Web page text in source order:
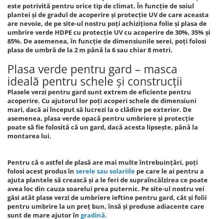
Masini de tuns iarba
Masini batut stalpi si accesorii
Motocoase: Motocositoare pe
benzina si electrice
Motopompe
Motocultoare
Motoburghie si Accesorii
Burghiu (FREZA) pentru pamant
Motoburgie
Pompe de stropit atomizoare
Pompe de suprafata
Pompe submersibile
Piese si consumabile pentru
DRUJBE
Compresoare
Cricuri hidraulice
Carucioare pentru transportat-
Lize
Chei pentru conducte
Ciocane rotopercutoare si
demolatoare
Capsatoare pneumatice
Despicatoare de busteni si
topoare
Disc cu vidia pentru lemn
Echipamente de protectie
Echipamente cu Acumulatori 18V
Detoolz
Electrozi
Racitoare de vin
Side-By-Side
Vitrine frigorifice
Aspiratoare uscat, umed si cenusa
Butelie camping
Blendere mixere
Butelie camping
Cuptoare
Cuptoare incorporabile
Cuptoare cu microunde
Friteuze
Climatizare si sisteme de incalzire
Aeroterme
Aer conditionat
Calorifere electrice
Procesare Blendere stick &
procesatoare alimente
Echipamente si accesorii bar
Grill-uri si lampi de incalzire
Masini de spalat vase si igiena
Chiuvete, robinete si filtre
Mobilier de inox
Oale & tigai
Pizza, paste si kebab
Portelan, tacamuri si articole
Tavi gastronorm/Accesorii
este potrivită pentru orice tip de climat. În funcție de soiul
plantei și de gradul de acoperire și protecție UV de care aceasta
are nevoie, de pe site-ul nostru poți achiziționa folie și plasa de
umbrire verde HDPE cu protecție UV cu acoperire de 30%, 35% și
85%. De asemenea, în funcție de dimensiunile serei, poți folosi
plasa de umbră de la 2 m până la 6 sau chiar 8 metri.
Plasa verde pentru gard – masca
ideală pentru schele și construcții
Plasele verzi pentru gard sunt extrem de eficiente pentru
acoperire. Cu ajutorul lor poți acoperi schele de dimensiuni
mari, dacă ai început să lucrezi la o clădire pe exterior. De
asemenea, plasa verde opacă pentru umbriere și protecție
poate să fie folosită că un gard, dacă acesta lipsește, până la
montarea lui.
Pentru că o astfel de plasă are mai multe întrebuințări, poți
folosi acest produs în serele sau solariile pe care le ai pentru a
ajuta plantele să crească și a le feri de supraîncălzirea ce poate
avea loc din cauza soarelui prea puternic. Pe site-ul nostru vei
găsi atât plase verzi de umbriere ieftine pentru gard, cât și folii
pentru umbrire la un preț bun, însă și produse adiacente care
sunt de mare ajutor în gradină.